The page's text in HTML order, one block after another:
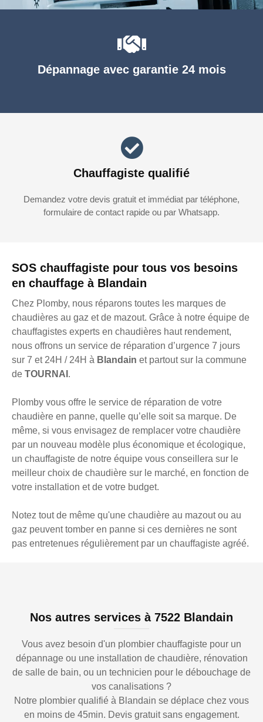
SOS chauffagiste pour tous vos besoins
en chauffage à Blandain
Chez Plomby, nous réparons toutes les marques de
chaudières au gaz et de mazout. Grâce à notre équipe de
chauffagistes experts en chaudières haut rendement,
nous offrons un service de réparation d’urgence 7 jours
sur 7 et 24H / 24H à Blandain et partout sur la commune
de TOURNAI .
Plomby vous offre le service de réparation de votre
chaudière en panne, quelle qu’elle soit sa marque. De
même, si vous envisagez de remplacer votre chaudière
par un nouveau modèle plus économique et écologique,
un chauffagiste de notre équipe vous conseillera sur le
meilleur choix de chaudière sur le marché, en fonction de
votre installation et de votre budget.
Notez tout de même qu'une chaudière au mazout ou au
gaz peuvent tomber en panne si ces dernières ne sont
pas entretenues régulièrement par un chauffagiste agréé.
Dépannage avec garantie 24 mois
Chauffagiste qualifié
Demandez votre devis gratuit et immédiat par téléphone,
formulaire de contact rapide ou par Whatsapp.
Nos autres services à 7522 Blandain
Vous avez besoin d'un plombier chauffagiste pour un
dépannage ou une installation de chaudière, rénovation
de salle de bain, ou un technicien pour le débouchage de
vos canalisations ?
Notre plombier qualifié à Blandain se déplace chez vous
en moins de 45min. Devis gratuit sans engagement.